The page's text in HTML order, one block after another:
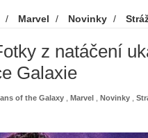
/ Marvel / Novinky /
z natáčení
Galaxie
of the Galaxy Marvel Novinky